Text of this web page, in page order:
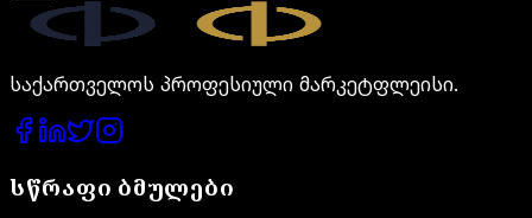
საქართველოს პროფესიული მარკეტფლეისი.
სწრაფი ბმულები